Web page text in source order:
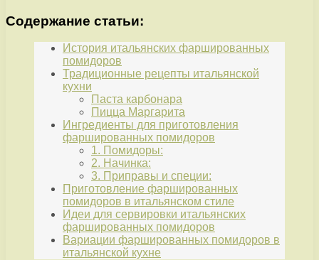
Содержание статьи:
История итальянских фаршированных
помидоров
Традиционные рецепты итальянской
кухни
Паста карбонара
Пицца Маргарита
Ингредиенты для приготовления
фаршированных помидоров
1. Помидоры:
2. Начинка:
3. Приправы и специи:
Приготовление фаршированных
помидоров в итальянском стиле
Идеи для сервировки итальянских
фаршированных помидоров
Вариации фаршированных помидоров в
итальянской кухне